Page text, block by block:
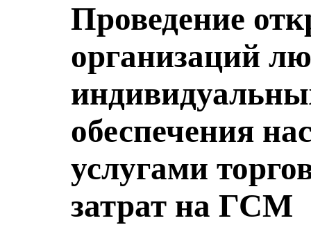
Проведение
организаций
обеспечения
услугами
затрат на ГСМ